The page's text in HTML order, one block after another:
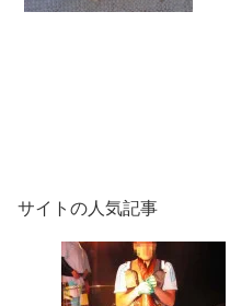
サイトの人気記事